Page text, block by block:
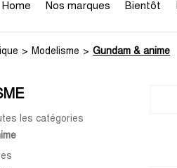
Home Nos marques Bientôt
Modelisme Gundam & anime
les catégories